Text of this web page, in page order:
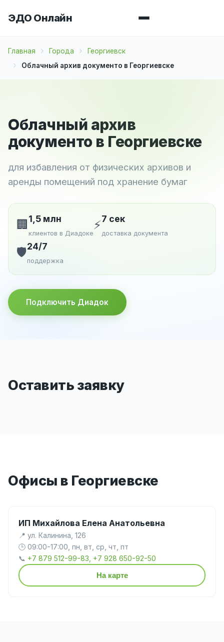
ЭДО Онлайн
Главная Города
Георгиевск
Облачный архив документо в Георгиевске
Облачный архив
документо в Георгиевске
для избавления от физических архивов и
аренды помещений под хранение бумаг
🏢 1,5 млн
клиентов в Диадоке
⚡7 сек
доставка документа
🛡️24/7
поддержка
Подключить Диадок
Оставить заявку
Офисы в Георгиевске
ИП Михайлова Елена Анатольевна
📍 ул. Калинина, 126
🕒 09:00-17:00, пн, вт, ср, чт, пт
📞 +7 879 512-99-83, +7 928 650-92-50
На карте